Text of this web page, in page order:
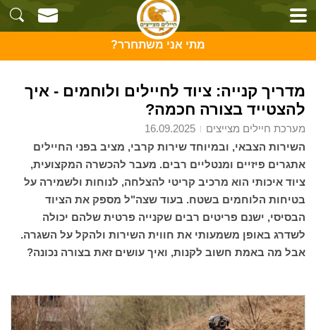
מתי אני משתחרר?
מדריך קנייה: ציוד לחיילים ולוחמים - איך
להצטייד בצורה חכמה?
מערכת חיילים מצייצים
השירות הצבאי, ובמיוחד שירות קרבי, מציב בפני החיילים
אתגרים פיזיים ומנטליים רבים. מעבר להכשרה המקצועית,
ציוד איכותי הוא מרכיב קריטי להצלחה, לנוחות ולשמירה על
בטיחות הלוחמים בשטח. בעוד שצה"ל מספק את הציוד
הבסיסי, ישנם פריטים רבים שקנייה פרטית שלהם יכולה
לשדרג באופן משמעותי את חווית השירות ולהקל על השגרה.
אבל מה באמת חשוב לקנות, ואיך עושים זאת בצורה נכונה?